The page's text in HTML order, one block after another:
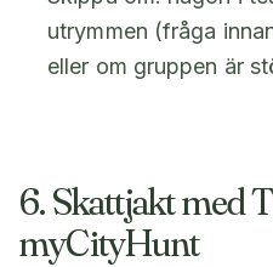
utrymmen (fråga
eller om gruppen är
6. Skattjakt med
myCityHunt